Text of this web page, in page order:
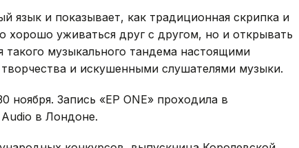
язык и показывает, как традиционная скрипка и
хорошо уживаться друг с другом, но и открывать
музыкального тандема настоящими
и искушенными слушателями музыки.
ноября. Запись «EP ONE» проходила в
в Лондоне.